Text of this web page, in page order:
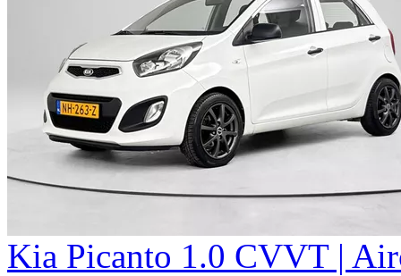
Kia Picanto 1.0 CVVT |